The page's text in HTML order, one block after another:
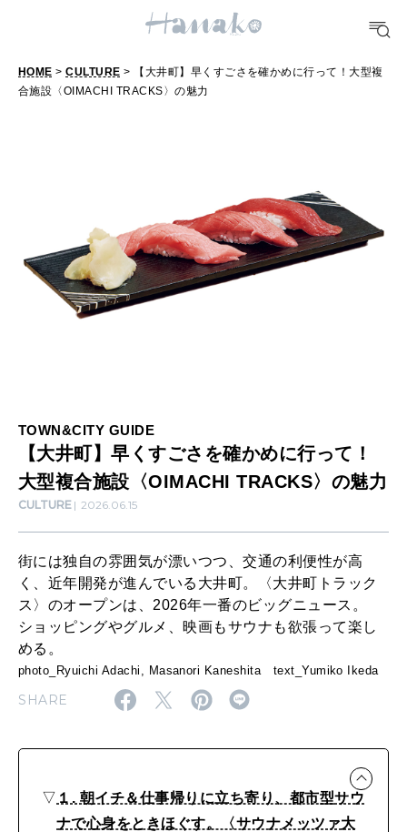
FORTUNE
明日のわたし
女神まり愛のタロットメッセージ
算命学がわかる今月のあなた
LEARN
知る、考える
SUSTAINABLE
わたしができること
CULTURE
WORK&MONEY
MAGAZINE
2026年9月号「北海道 おいしく遊ぶ、夏のご褒美旅。」
2026年8月号『お茶の時間です。』
【
早
く
確
か
め
に
行
っ
て
！
大
型
施
HOME >CULTURE > 【大井町】早くすごさを確かめに行って！大型複
合施設〈OIMACHI TRACKS〉の魅力
TOWN&CITY GUIDE
【大井町】早くすごさを確かめに行って！
大型複合施設〈OIMACHI TRACKS〉の魅力
CULTURE 2026.06.15
街には独自の雰囲気が漂いつつ、交通の利便性が高
く、近年開発が進んでいる大井町。〈大井町トラック
ス〉のオープンは、2026年一番のビッグニュース。
ショッピングやグルメ、映画もサウナも欲張って楽し
める。
photo_Ryuichi Adachi, Masanori Kaneshita text_Yumiko Ikeda
SHARE
▽ １. 朝イチ＆仕事帰りに立ち寄り、都市型サウ
ナで心身をときほぐす。〈サウナメッツァ大